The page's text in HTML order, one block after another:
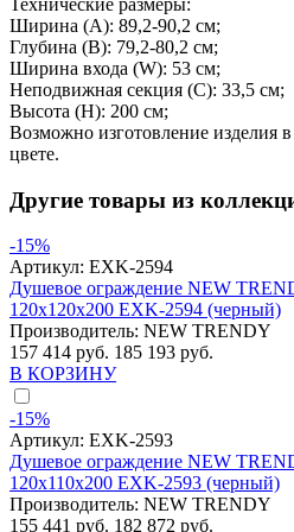
Ширина (A): 89,2-90,2 см;
Глубина (B): 79,2-80,2 см;
Ширина входа (W): 53 см;
Неподвижная секция (С): 33,5 см;
Высота (H): 200 см;
Возможно изготовление изделия
цвете.
Другие товары из
-15%
Артикул: EXK-2594
Душевое ограждение NEW
120x120x200 EXK-2594 (черный)
Производитель: NEW TRENDY
157 414 руб. 185 193 руб.
В КОРЗИНУ
-15%
Артикул: EXK-2593
Душевое ограждение NEW
120x110x200 EXK-2593 (черный)
Производитель: NEW TRENDY
155 441 руб. 182 872 руб.